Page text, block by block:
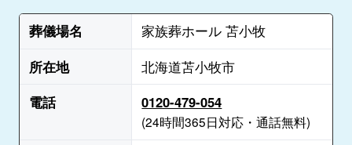
葬儀場名
家族葬ホール 苫小牧
所在地
北海道苫小牧市
電話
0120-479-054
(24時間365日対応・通話無料)